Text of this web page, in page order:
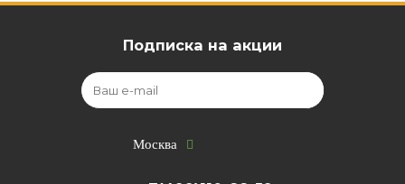
Подписка на акции
Москва